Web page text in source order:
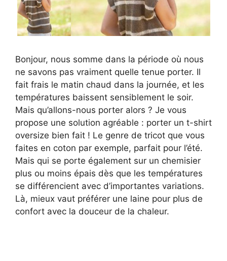
Bonjour, nous somme dans la période où nous
ne savons pas vraiment quelle tenue porter. Il
fait frais le matin chaud dans la journée, et les
températures baissent sensiblement le soir.
Mais qu’allons-nous porter alors ? Je vous
propose une solution agréable : porter un t-shirt
oversize bien fait ! Le genre de tricot que vous
faites en coton par exemple, parfait pour l’été.
Mais qui se porte également sur un chemisier
plus ou moins épais dès que les températures
se différencient avec d’importantes variations.
Là, mieux vaut préférer une laine pour plus de
confort avec la douceur de la chaleur.